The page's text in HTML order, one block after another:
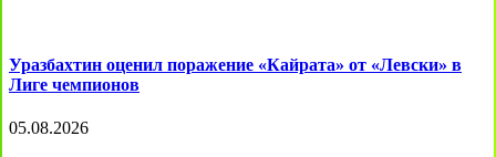
Уразбахтин оценил поражение «Кайрата» от «Левски» в
Лиге чемпионов
05.08.2026